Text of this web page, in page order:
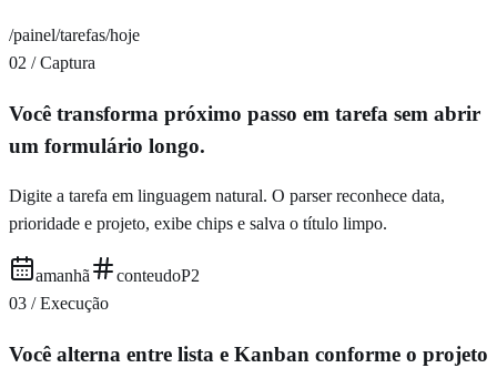
/painel/tarefas/hoje
02 / Captura
Você transforma próximo passo em tarefa sem abrir
um formulário longo.
Digite a tarefa em linguagem natural. O parser reconhece data,
prioridade e projeto, exibe chips e salva o título limpo.
amanhã conteudoP2
03 / Execução
Você alterna entre lista e Kanban conforme o projeto